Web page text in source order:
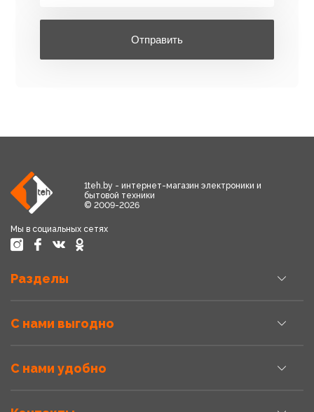
Отправить
1teh.by - интернет-магазин электроники и
бытовой техники
© 2009-2026
Мы в социальных сетях
Разделы
С нами выгодно
С нами удобно